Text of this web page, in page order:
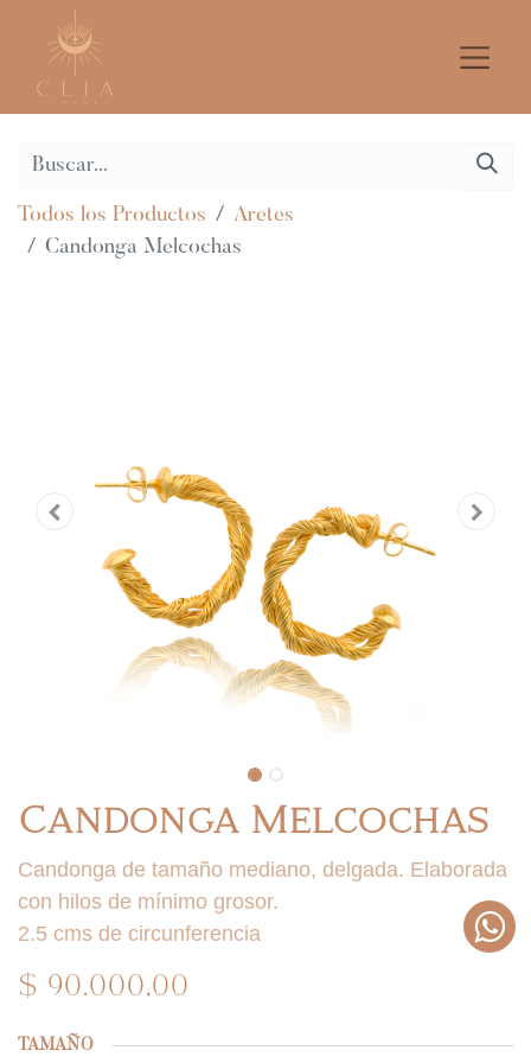
Todos los Productos
Aretes
Candonga Melcochas
Candonga Melcochas
Candonga de tamaño mediano, delgada. Elaborada
con hilos de mínimo grosor.
2.5 cms de circunferencia
$90.000,00
TAMAÑO